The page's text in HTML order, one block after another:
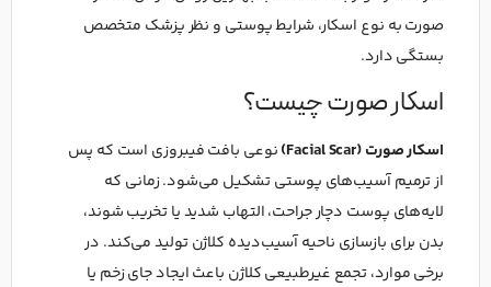
صورت به نوع اسکار، شرایط پوستی و نظر پزشک متخصص
بستگی دارد.
اسکار صورت چیست؟
اسکار صورت (Facial Scar)
نوعی بافت فیبروزی است که پس
از ترمیم آسیب‌های پوستی تشکیل می‌شود. زمانی که
لایه‌های پوست دچار جراحت، التهاب شدید یا تخریب شوند،
بدن برای بازسازی ناحیه آسیب‌دیده کلاژن تولید می‌کند. در
برخی موارد، تجمع غیرطبیعی کلاژن باعث ایجاد جای زخم یا